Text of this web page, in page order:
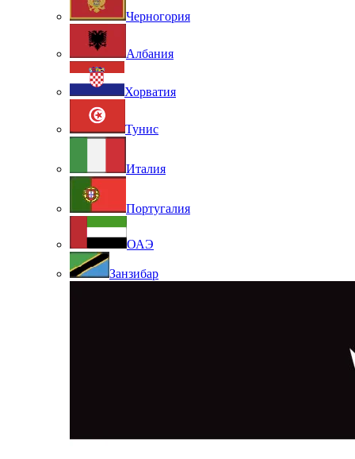
Черногория
Албания
Хорватия
Тунис
Италия
Португалия
ОАЭ
Занзибар